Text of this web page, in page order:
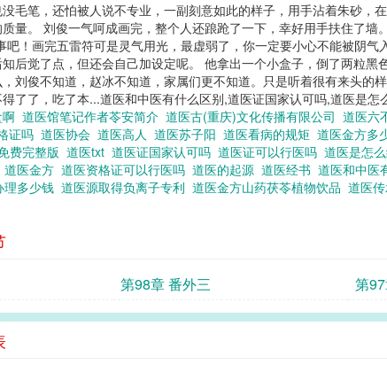
毛笔，还怕被人说不专业，一副刻意如此的样子，用手沾着朱砂
量。 刘俊一气呵成画完，整个人还踉跄了一下，幸好用手扶住了
吧！画完五雷符可是灵气用光，最虚弱了，你一定要小心不能被阴
后觉了点，但还会自己加设定呢。 他拿出一个小盒子，倒了两粒
刘俊不知道，赵冰不知道，家属们更不知道。只是听着很有来头
了了，吃了本...道医和中医有什么区别,道医证国家认可吗,道医是
道医馆笔记作者苓安简介 道医古(重庆)文化传播有限公司 道医六
证吗 道医协会 道医高人 道医苏子阳 道医看病的规矩 道医金方多
费完整版 道医txt 道医证国家认可吗 道医证可以行医吗 道医是怎
道医金方 道医资格证可以行医吗 道医的起源 道医经书 道医和中医
理多少钱 道医源取得负离子专利 道医金方山药茯苓植物饮品 道医
第98章 番外三 第